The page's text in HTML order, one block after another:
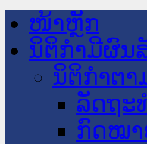
ໜ້າຫຼັກ
ນິຕິກໍາມີຜົນ
ນິຕິກໍາຕາ
ລັດຖະ
ກົດໝາ